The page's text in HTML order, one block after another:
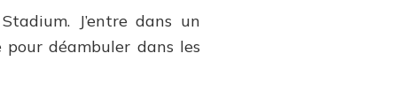
J’entre dans un
pour déambuler dans les